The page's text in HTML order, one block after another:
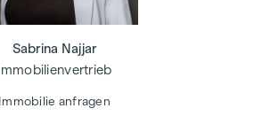
Sabrina Najjar
Immobilienvertrieb
Immobilie anfragen